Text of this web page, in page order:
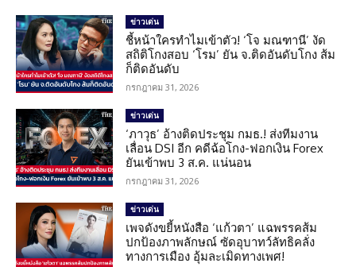
ข่าวเด่น
ชี้หน้าใครทำไมเข้าตัว! ‘โจ มณฑานี’ งัด
สถิติโกงสอบ ‘โรม’ ยัน จ.ติดอันดับโกง ส้ม
ก็ติดอันดับ
กรกฎาคม 31, 2026
ข่าวเด่น
‘ภาวุธ’ อ้างติดประชุม กมธ.! ส่งทีมงาน
เลื่อน DSI อีก คดีฉ้อโกง-ฟอกเงิน Forex
ยันเข้าพบ 3 ส.ค. แน่นอน
กรกฎาคม 31, 2026
ข่าวเด่น
เพจดังขยี้หนังสือ ‘แก้วตา’ แฉพรรคส้ม
ปกป้องภาพลักษณ์ ซัดอุบาทว์ลัทธิคลั่ง
ทางการเมือง อุ้มละเมิดทางเพศ!